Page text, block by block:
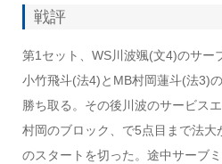
戦評
第1セット、WS川波颯(文4)のサー
小竹飛斗(法4)とMB村岡蓮斗(法3)
勝ち取る。その後川波のサービス
村岡のブロック、で5点目まで法大
のスタートを切った。途中サーブ